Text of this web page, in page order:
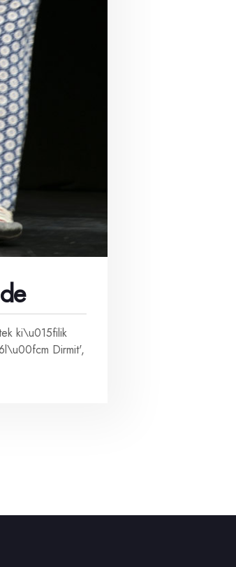
ki\u015filik
Dirmit',